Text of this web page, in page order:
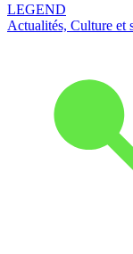
LEGEND
Actualités, Culture et